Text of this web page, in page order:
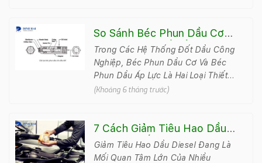
So Sánh Béc Phun Dầu Cơ
Và Béc Phun Dầu Áp Lực
Trong Các Hệ Thống Đốt Dầu Công
Nghiệp, Béc Phun Dầu Cơ Và Béc
Phun Dầu Áp Lực Là Hai Loại Thiết
Bị Phổ Biến, Quyết Định Trực Tiếp
(Khoảng 6 tháng trước)
7 Cách Giảm Tiêu Hao Dầu
Diesel | Tiết Kiệm Nhiên Liệu
Đến 20%
Giảm Tiêu Hao Dầu Diesel Đang Là
Mối Quan Tâm Lớn Của Nhiều